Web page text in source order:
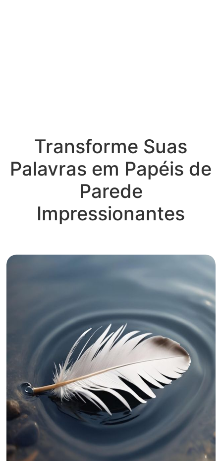
Transforme Suas
Palavras em Papéis de
Parede
Impressionantes